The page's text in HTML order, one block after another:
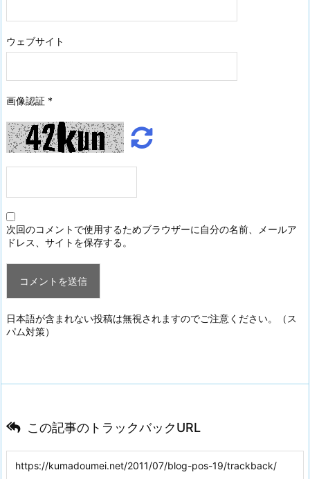
ウェブサイト
画像認証 *
次回のコメントで使用するためブラウザーに自分の名前、メールア
ドレス、サイトを保存する。
日本語が含まれない投稿は無視されますのでご注意ください。（ス
パム対策）
この記事のトラックバックURL